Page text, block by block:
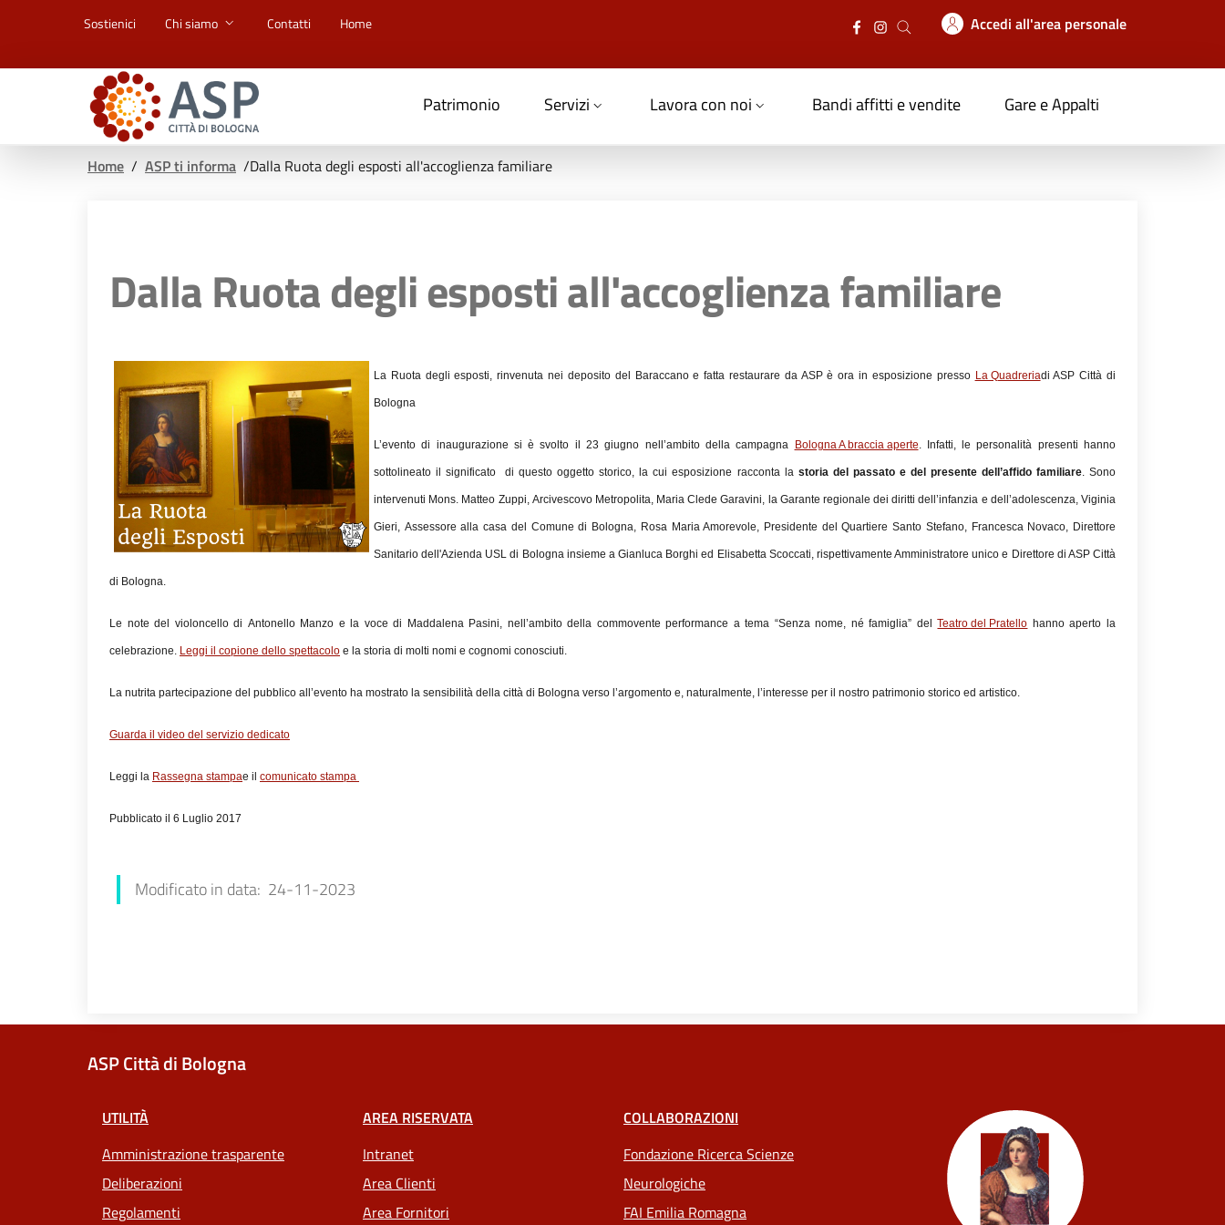
Sostienici Chi siamo Contatti Home Accedi all'area personale
Patrimonio Servizi Lavora con noi Bandi affitti e vendite Gare e Appalti
Home / ASP ti informa /Dalla Ruota degli esposti all'accoglienza familiare
Dalla Ruota degli esposti all'accoglienza familiare
La Ruota degli esposti, rinvenuta nei deposito del Baraccano e fatta restaurare da ASP è ora in esposizione presso La Quadreriadi ASP Città di
Bologna
L’evento di inaugurazione si è svolto il 23 giugno nell’ambito della campagna Bologna A braccia aperte. Infatti, le personalità presenti hanno
sottolineato il significato di questo oggetto storico, la cui esposizione racconta la storia del passato e del presente dell’affido familiare. Sono
intervenuti Mons. Matteo Zuppi, Arcivescovo Metropolita, Maria Clede Garavini, la Garante regionale dei diritti dell’infanzia e dell’adolescenza, Viginia
Gieri, Assessore alla casa del Comune di Bologna, Rosa Maria Amorevole, Presidente del Quartiere Santo Stefano, Francesca Novaco, Direttore
Sanitario dell'Azienda USL di Bologna insieme a Gianluca Borghi ed Elisabetta Scoccati, rispettivamente Amministratore unico e Direttore di ASP Città
di Bologna.
Le note del violoncello di Antonello Manzo e la voce di Maddalena Pasini, nell’ambito della commovente performance a tema “Senza nome, né famiglia” delTeatro del Pratello hanno aperto la
celebrazione. Leggi il copione dello spettacolo e la storia di molti nomi e cognomi conosciuti.
La nutrita partecipazione del pubblico all’evento ha mostrato la sensibilità della città di Bologna verso l’argomento e, naturalmente, l’interesse per il nostro patrimonio storico ed artistico.
Guarda il video del servizio dedicato
Leggi la Rassegna stampae il comunicato stampa
Pubblicato il 6 Luglio 2017
Modificato in data: 24-11-2023
ASP Città di Bologna
UTILITÀ
Amministrazione trasparente
Deliberazioni
Regolamenti
AREA RISERVATA
Intranet
Area Clienti
Area Fornitori
COLLABORAZIONI
Fondazione Ricerca Scienze
Neurologiche
FAI Emilia Romagna